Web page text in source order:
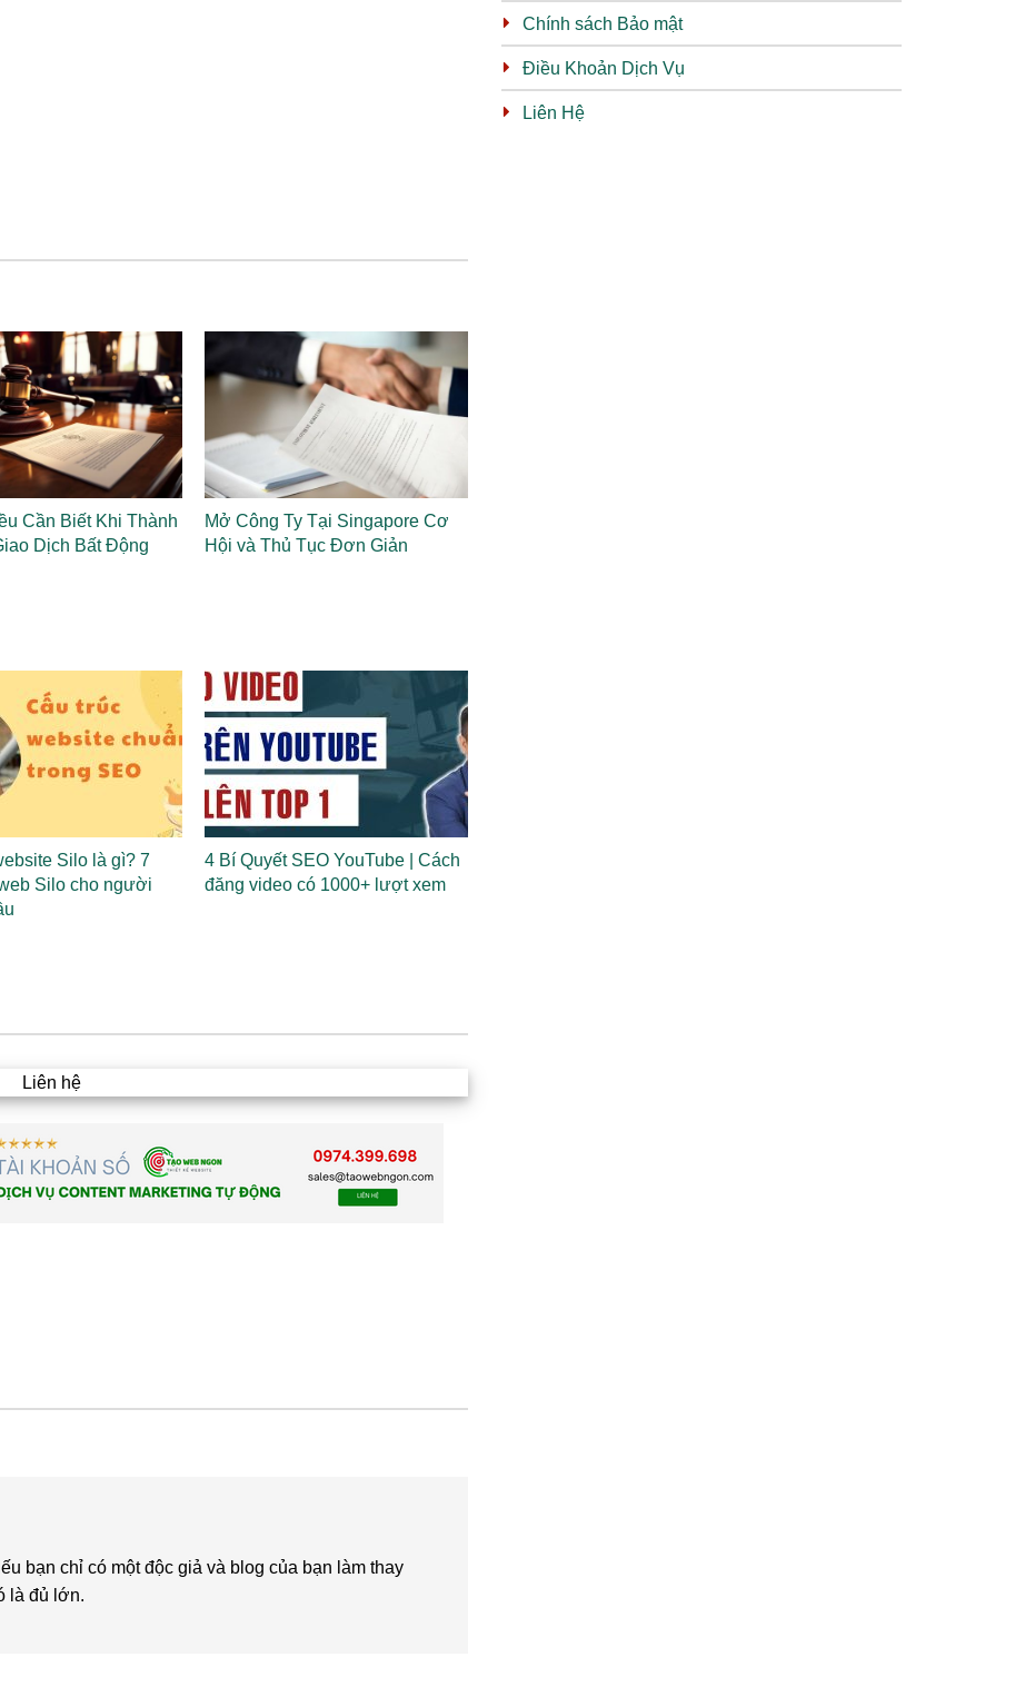
Cần Biết Khi Thành
Dịch Bất Động
Mở Công Ty Tại Singapore Cơ
Hội và Thủ Tục Đơn Giản
Silo là gì? 7
Silo cho người
4 Bí Quyết SEO YouTube | Cách
đăng video có 1000+ lượt xem
Liên hệ
bạn chỉ có một độc giả và blog của bạn làm thay
là đủ lớn.
Chính sách Bảo mật
Điều Khoản Dịch Vụ
Liên Hệ